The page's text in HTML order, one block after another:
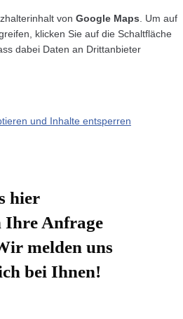
von Google Maps. Um auf
klicken Sie auf die Schaltfläche
dabei Daten an Drittanbieter
und Inhalte entsperren
hier
Anfrage
melden uns
bei Ihnen!